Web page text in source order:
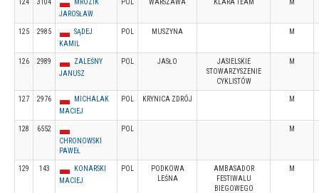
124 3104
MROZIK
JAROSŁAW
POL WARSZAWA KLARA TEAM M
125 2985
SĄDEJ
KAMIL
POL MUSZYNA M
126 2989
ZALEŚNY
JANUSZ
POL JASŁO
JASIELSKIE
STOWARZYSZENIE
CYKLISTÓW
M
127 2976
MICHALAK
MACIEJ
POL KRYNICA ZDRÓJ M
128
6552
CHRONOWSKI
PAWEŁ
POL M
129 143
KONARSKI
MACIEJ
POL
PODKOWA
LEŚNA
AMBASADOR
FESTIWALU
BIEGOWEGO
M